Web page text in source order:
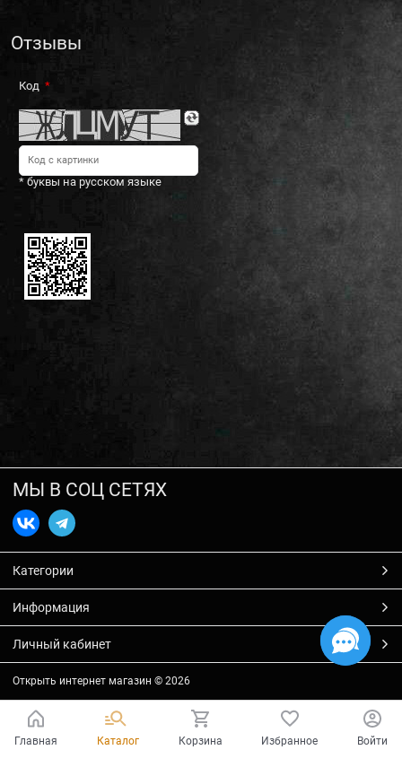
Отзывы
Код
* буквы на русском языке
МЫ В СОЦ СЕТЯХ
Категории
Информация
Личный кабинет
Открыть интернет магазин © 2026
Главная Каталог Корзина Избранное Войти